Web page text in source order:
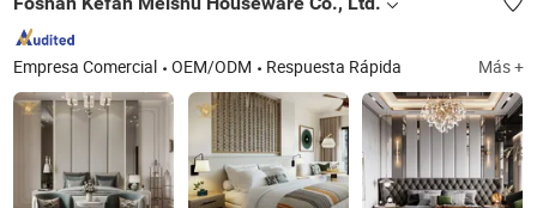
Empresa Comercial OEM/ODM Respuesta Rápida Más +